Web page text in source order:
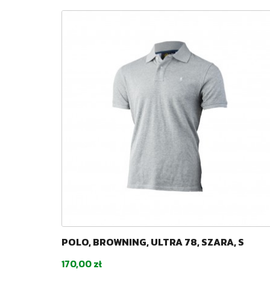
POLO, BROWNING, ULTRA 78, SZARA, S
Cena
170,00 zł